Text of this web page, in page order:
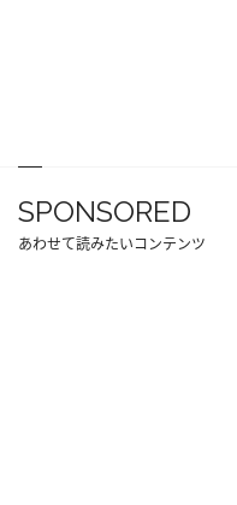
SPONSORED
あわせて読みたいコンテンツ